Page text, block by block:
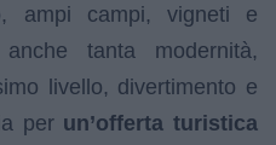
ampi campi, vigneti e
tanta modernità,
livello, divertimento e
per un’offerta turistica